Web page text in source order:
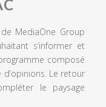
MediaOne Group
s’informer et
composé
Le retour
le paysage